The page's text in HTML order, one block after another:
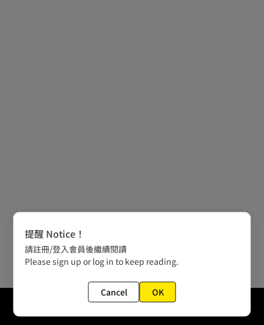
提醒 Notice！
請註冊/登入會員後繼續閱讀
Please sign up or log in to keep reading.
Cancel OK